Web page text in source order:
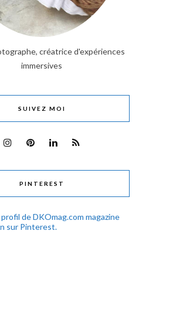
créatrice d'expériences
immersives
SUIVEZ MOI
PINTEREST
de DKOmag.com magazine
sur Pinterest.